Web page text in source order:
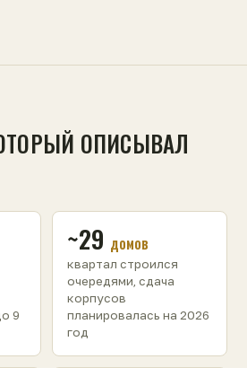
ОПИСЫВАЛ
9
~29 домов
квартал строился
очередями, сдача
корпусов
планировалась на 2026
год